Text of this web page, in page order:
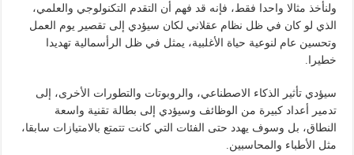
ولنأخذ مثالا واحدا فقط، فإنه قد فهم أن التقدم التكنولوجي والعلمي،
الذي لو كان في ظل نظام عقلاني لكان سيؤدي إلى تقصير يوم العمل
وتحسين عام لنوعية حياة الأغلبية، يمثل في ظل الرأسمالية تهديدا
خطيرا.
سيؤدي تأثير الذكاء الاصطناعي، والروبوتات والتطورات الأخرى، إلى
تدمير أعداد كبيرة من الوظائف وسيؤدي إلى بطالة تقنية واسعة
النطاق، بل وسوف يهدد حتى الفئات التي كانت تتمتع بالامتيازات سابقا،
مثل الأطباء والمحاسبين.